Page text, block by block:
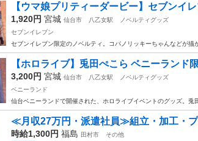
【ウマ娘プリティーダービー】セブンイ
1,920円 宮城 仙台市 八乙女駅
ノベルティグッズ
セブンイレブン
セブンイレブン限定のノベルティ。コパノリッキーちゃんなどが描
【ホロライブ】兎田ぺこら ベニーランド
3,200円 宮城 仙台市 八乙女駅
ノベルティグッズ
ベニーランド
仙台ベニーランドで開催された、ホロライブイベントのグッズ。兎
≪月収27万円・派遣社員≫組立・加工・
時給1,300円 福島 田村市 その他